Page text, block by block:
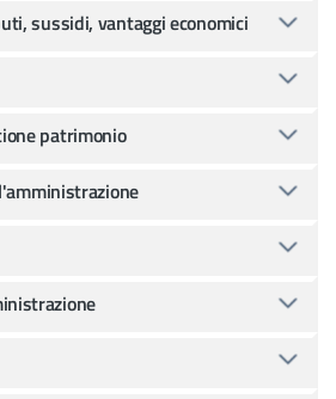
sussidi, vantaggi economici
patrimonio